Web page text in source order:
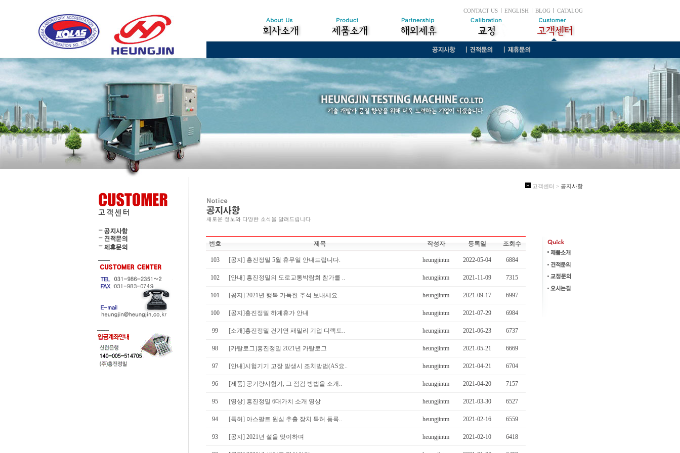
CONTACT US ENGLISH BLOG CATALOG
고객센터 > 공지사항
번호 제목 작성자 등록일 조회수
103 [공지] 흥진정밀 5월 휴무일 안내드립니다. heungjintm 2022-05-04 6884
102 [안내] 흥진정밀의 도로교통박람회 참가를 .. heungjintm 2021-11-09 7315
101 [공지] 2021년 행복 가득한 추석 보내세요. heungjintm 2021-09-17 6997
100 [공지]흥진정밀 하계휴가 안내 heungjintm 2021-07-29 6984
99 [소개]흥진정밀 건기연 패밀리 기업 디랙토.. heungjintm 2021-06-23 6737
98 [카탈로그]흥진정밀 2021년 카탈로그 heungjintm 2021-05-21 6669
97 [안내]시험기기 고장 발생시 조치방법(AS요.. heungjintm 2021-04-21 6704
96 [제품] 공기량시험기, 그 점검 방법을 소개.. heungjintm 2021-04-20 7157
95 [영상] 흥진정밀 6대가치 소개 영상 heungjintm 2021-03-30 6527
94 [특허] 아스팔트 원심 추출 장치 특허 등록.. heungjintm 2021-02-16 6559
93 [공지] 2021년 설을 맞이하며 heungjintm 2021-02-10 6418